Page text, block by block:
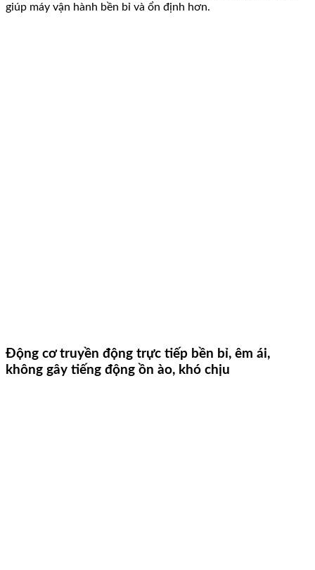
giúp máy vận hành bền bỉ và ổn định hơn.
Động cơ truyền động trực tiếp bền bỉ, êm ái,
không gây tiếng động ồn ào, khó chịu